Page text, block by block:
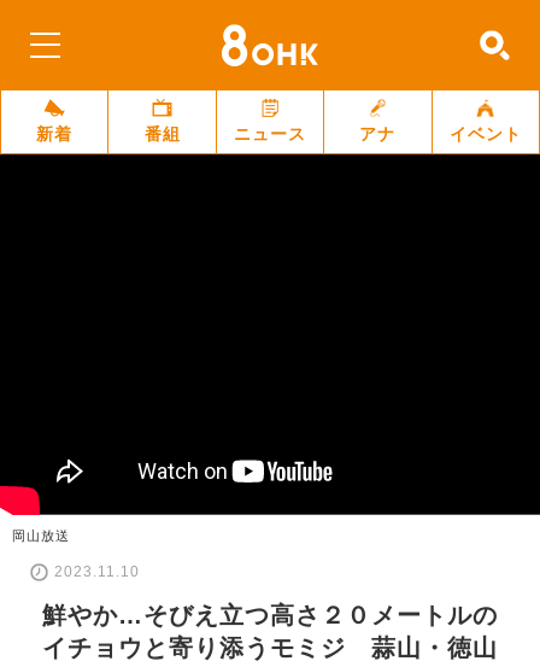
新着 番組 ニュース アナ イベント
岡山放送
2023.11.10
鮮やか…そびえ立つ高さ２０メートルの
イチョウと寄り添うモミジ 蒜山・徳山